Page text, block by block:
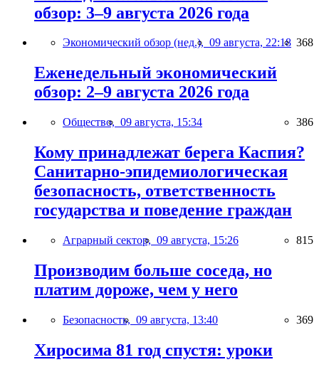
обзор: 3–9 августа 2026 года
Экономический обзор (нед.), 09 августа, 22:18 368
Еженедельный экономический
обзор: 2–9 августа 2026 года
Общество, 09 августа, 15:34 386
Кому принадлежат берега Каспия?
Санитарно-эпидемиологическая
безопасность, ответственность
государства и поведение граждан
Аграрный сектор, 09 августа, 15:26 815
Производим больше соседа, но
платим дороже, чем у него
Безопасность, 09 августа, 13:40 369
Хиросима 81 год спустя: уроки